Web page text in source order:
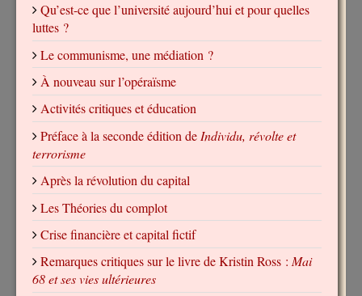
Qu’est-ce que l’université aujourd’hui et pour quelles
luttes ?
Le communisme, une médiation ?
À nouveau sur l’opéraïsme
Activités critiques et éducation
Préface à la seconde édition de Individu, révolte et
terrorisme
Après la révolution du capital
Les Théories du complot
Crise financière et capital fictif
Remarques critiques sur le livre de Kristin Ross : Mai
68 et ses vies ultérieures